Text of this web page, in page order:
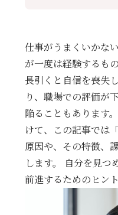
仕事がうまくいかな
が一度は経験するも
長引くと自信を喪失
り、職場での評価が
陥ることもあります
けて、この記事では
原因や、その特徴、
します。 自分を見つ
前進するためのヒン